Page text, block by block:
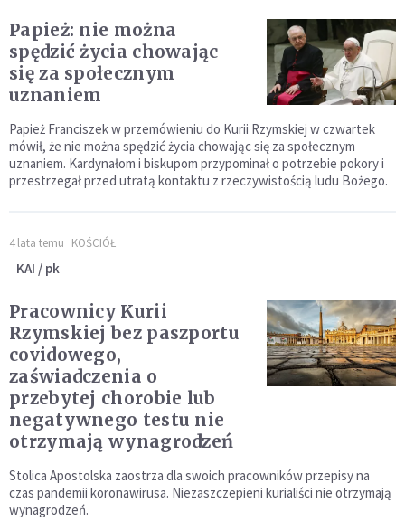
Papież: nie można
spędzić życia chowając
się za społecznym
uznaniem
Papież Franciszek w przemówieniu do Kurii Rzymskiej w czwartek
mówił, że nie można spędzić życia chowając się za społecznym
uznaniem. Kardynałom i biskupom przypominał o potrzebie pokory i
przestrzegał przed utratą kontaktu z rzeczywistością ludu Bożego.
4 lata temu KOŚCIÓŁ
KAI / pk
Pracownicy Kurii
Rzymskiej bez paszportu
covidowego,
zaświadczenia o
przebytej chorobie lub
negatywnego testu nie
otrzymają wynagrodzeń
Stolica Apostolska zaostrza dla swoich pracowników przepisy na
czas pandemii koronawirusa. Niezaszczepieni kurialiści nie otrzymają
wynagrodzeń.